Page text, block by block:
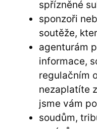
spřízněné
sponzoři
soutěže,
agenturám
informace,
regulačním
nezaplatíte
jsme vám
soudům,